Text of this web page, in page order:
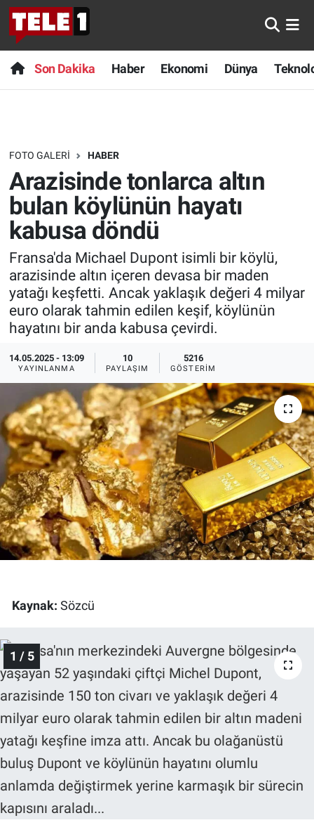
Son Dakika Haber Ekonomi Dünya
FOTO GALERI HABER
Arazisinde tonlarca altın
bulan köylünün hayatı
kabusa döndü
Fransa'da Michael Dupont isimli bir köylü,
arazisinde altın içeren devasa bir maden
yatağı keşfetti. Ancak yaklaşık değeri 4 milyar
euro olarak tahmin edilen keşif, köylünün
hayatını bir anda kabusa çevirdi.
14.05.2025 - 13:09
YAYINLANMA
10
PAYLAŞIM
5216
GÖSTERIM
Kaynak: Sözcü
1 / 5
Anında Manşet
Başka Sohbetler
Bilim turu
Bilim ve Teknoloji Evreni
Doğa Konuşuyor
Dünya
Ege Saati
Eğlence
Ekonomi
Forum
Gerçeğin İzinde
Gün Başlıyor
Günün görüntüsü
Haber
İlan
Kimdir
Son Dakika
Haber
Dünya
Teknoloji
Sağlık
Spor
Yayın Akışı
Nöbetçi Eczaneler
Hava Durumu
Trafik Durumu
Süper Lig Puan Durumu ve Fikstür
Tüm Manşetler
Son Dakika Haberleri
Haber Arşivi